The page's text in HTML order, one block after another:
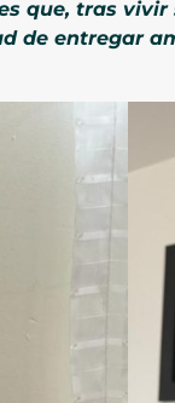
que, tras
de entregar